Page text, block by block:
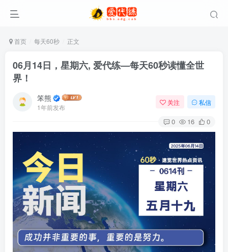
首页 每天60秒 正文
06月14日，星期六, 爱代练—每天60秒读懂全世
界！
笨熊
1年前发布
关注 私信
0 16 0